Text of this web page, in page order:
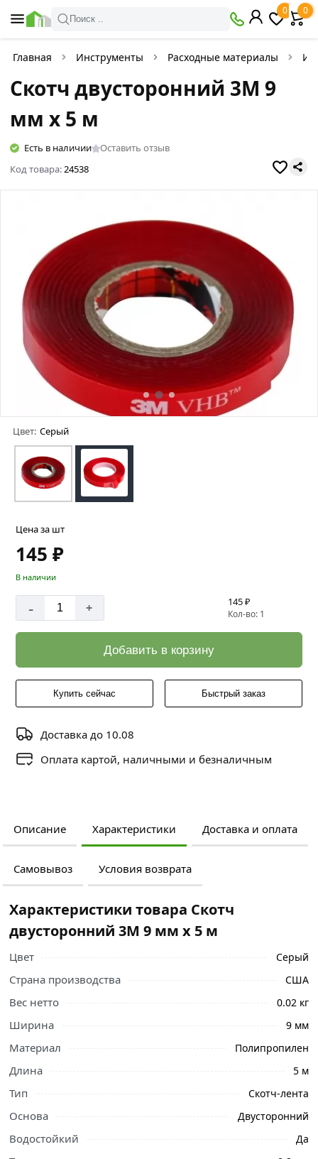
Поиск ..
0 0
Главная Инструменты Расходные материалы
Скотч двусторонний 3М 9
мм х 5 м
Есть в наличии
Оставить отзыв
Код товара:24538
Цвет: Серый
Цена за шт
145 ₽
В наличии
- + 145 ₽
Кол-во: 1
Добавить в корзину
Купить сейчас Быстрый заказ
Доставка до 10.08
Оплата картой, наличными и безналичным
Описание Характеристики Доставка и оплата
Самовывоз Условия возврата
Ознакомьтесь с подробными характеристиками,
Характеристики товара Скотч
двусторонний 3М 9 мм х 5 м
Цвет Серый
Страна производства США
Вес нетто 0.02 кг
Ширина 9 мм
Материал Полипропилен
Длина 5 м
Тип Скотч-лента
Основа Двусторонний
Водостойкий Да